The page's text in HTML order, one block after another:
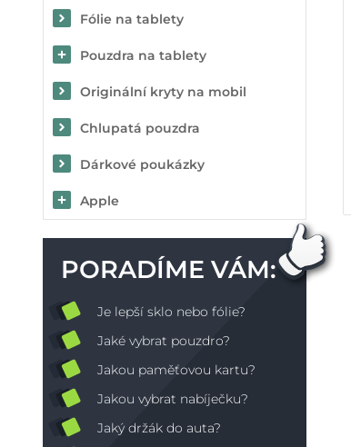
Fólie na tablety
Pouzdra na tablety
Originální kryty na mobil
Chlupatá pouzdra
Dárkové poukázky
Apple
PORADÍME VÁM:
Je lepší sklo nebo fólie?
Jaké vybrat pouzdro?
Jakou paměťovou kartu?
Jakou vybrat nabíječku?
Jaký držák do auta?